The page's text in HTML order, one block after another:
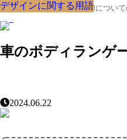
クルマの大辞典、購入･売却について
車のボディランゲ
デザインに関する用語
2024.06.22
デザインに関する用語
デザインに関する用語
デザインに関する用語
デザインに関する用語
デザインに関する用語
デザインに関する用語
デザインに関する用語
デザインに関する用語